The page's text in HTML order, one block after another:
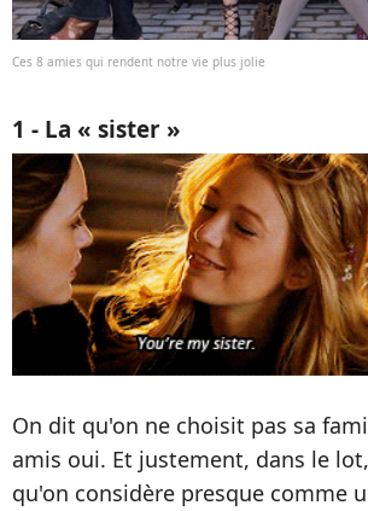
Ces 8 amies qui rendent notre vie plus jolie
1 - La « sister »
On dit qu'on ne choisit pas sa
amis oui. Et justement, dans le
qu'on considère presque comme